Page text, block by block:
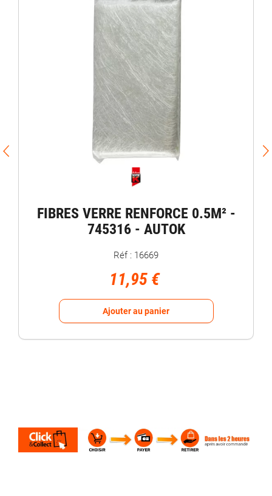
FIBRES VERRE RENFORCE 0.5M² -
745316 - AUTOK
Réf : 16669
11,95 €
Ajouter au panier